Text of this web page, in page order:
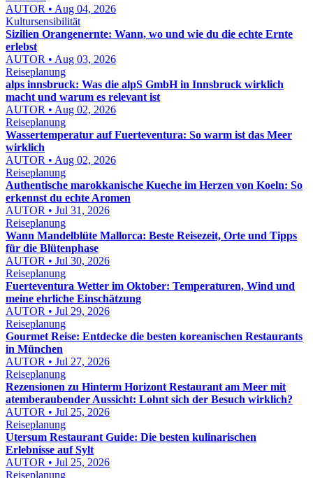
AUTOR • Aug 04, 2026
Kultursensibilität
Sizilien Orangenernte: Wann, wo und wie du die echte Ernte
erlebst
AUTOR • Aug 03, 2026
Reiseplanung
alps innsbruck: Was die alpS GmbH in Innsbruck wirklich
macht und warum es relevant ist
AUTOR • Aug 02, 2026
Reiseplanung
Wassertemperatur auf Fuerteventura: So warm ist das Meer
wirklich
AUTOR • Aug 02, 2026
Reiseplanung
Authentische marokkanische Kueche im Herzen von Koeln: So
erkennst du echte Aromen
AUTOR • Jul 31, 2026
Reiseplanung
Wann Mandelblüte Mallorca: Beste Reisezeit, Orte und Tipps
für die Blütenphase
AUTOR • Jul 30, 2026
Reiseplanung
Fuerteventura Wetter im Oktober: Temperaturen, Wind und
meine ehrliche Einschätzung
AUTOR • Jul 29, 2026
Reiseplanung
Gourmet Reise: Entdecke die besten koreanischen Restaurants
in München
AUTOR • Jul 27, 2026
Reiseplanung
Rezensionen zu Hinterm Horizont Restaurant am Meer mit
atemberaubender Aussicht: Lohnt sich der Besuch wirklich?
AUTOR • Jul 25, 2026
Reiseplanung
Utersum Restaurant Guide: Die besten kulinarischen
Erlebnisse auf Sylt
AUTOR • Jul 25, 2026
Reiseplanung